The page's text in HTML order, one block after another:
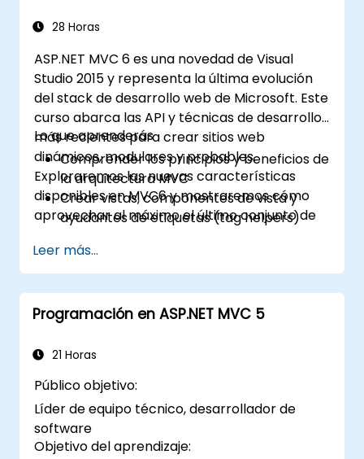
28 Horas
ASP.NET MVC 6 es una novedad de Visual
Studio 2015 y representa la última evolución
del stack de desarrollo web de Microsoft. Este
curso abarca las API y técnicas de desarrollo
más recientes para crear sitios web
dinámicos, modulares y probables.
Exploraremos las nuevas características
disponibles en MVC6 y mostraremos cómo
aprovechar al máximo el último conjunto de
integración.
Lo que aprenderás
Comprender los principios y beneficios de
la arquitectura MVC
Crear vistas, componentes de vista y
ayudantes de etiquetas (tag helpers)
ASP.NET
Crear servicios RESTful mediante Web API
Aprovechar al máximo la integración con
GruntJS, NPM y Bower
(SPA)
Leer más...
Programación en ASP.NET MVC 5
21 Horas
Público objetivo:
Líder de equipo técnico, desarrollador de
software
Objetivo del aprendizaje: